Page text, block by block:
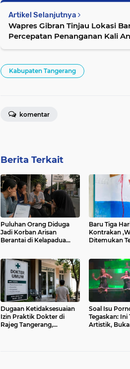
Artikel Selanjutnya
Wapres Gibran Tinjau Lokasi
Percepatan Penanganan Kali
Kabupaten Tangerang
komentar
Berita Terkait
Puluhan Orang Diduga
Jadi Korban Arisan
Berantai di Kelapadua
Baru Tiga
Kontrakan
Ditemukan
Dugaan Ketidaksesuaian
Izin Praktik Dokter di
Rajeg Tangerang,
Soal Isu
Tegaskan: Ini
Artistik,